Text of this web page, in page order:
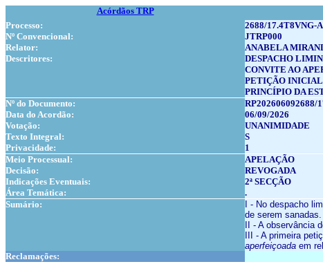
Acórdãos TRP
Processo:
2688/17.4T8VNG-
Nº Convencional:
JTRP000
Relator:
ANABELA
Descritores:
DESPACHO
CONVITE AO
PETIÇÃO
PRINCÍPIO DA
Nº do Documento:
RP202606092688/
Data do Acordão:
06/09/2026
Votação:
UNANIMIDADE
Texto Integral:
S
Privacidade:
1
Meio Processual:
APELAÇÃO
Decisão:
REVOGADA
Indicações Eventuais:
2ª SECÇÃO
Área Temática:
.
Sumário:
I - No despacho
de serem sanadas.
II - A
III - A primeira
aperfeiçoada em
Reclamações: